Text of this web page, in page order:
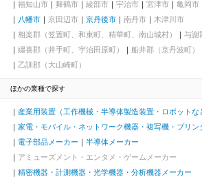
福知山市 舞鶴市 綾部市 宇治市 宮津市 亀岡市
八幡市
京田辺市 京丹後市 南丹市
木津川市
相楽郡（笠置町、和束町、精華町、南山城村）
与謝
綴喜郡（井手町、宇治田原町）
船井郡（京丹波町）
乙訓郡（大山崎町）
ほかの業種で探す
産業用装置（工作機械・半導体製造装置・ロボットな
家電・モバイル・ネットワーク機器・複写機・プリン
電子部品メーカー
半導体メーカー
アミューズメント・エンタメ・ゲームメーカー
精密機器・計測機器・光学機器・分析機器メーカー